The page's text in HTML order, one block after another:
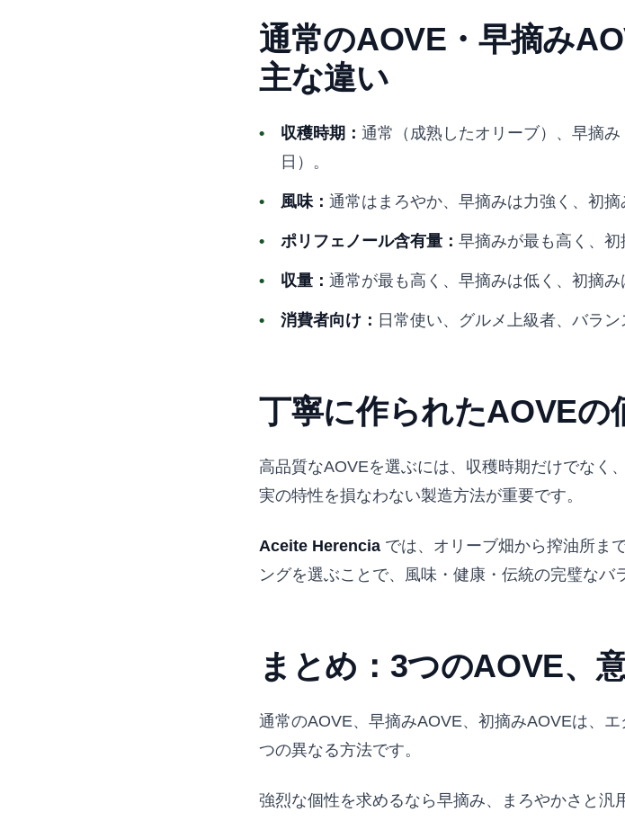
通常のAOVE・早摘み
主な違い
収穫時期： 通常（成熟したオリーブ）、早摘
日）。
風味： 通常はまろやか、早摘みは力強く、初
ポリフェノール含有量： 早摘みが最も高く、初
収量： 通常が最も高く、早摘みは低く、初摘み
消費者向け： 日常使い、グルメ上級者、バラン
丁寧に作られたAOVEの
高品質なAOVEを選ぶには、収穫時期だけでなく
実の特性を損なわない製造方法が重要です。
Aceite Herencia では、オリーブ畑から搾油所ま
ングを選ぶことで、風味・健康・伝統の完璧なバ
まとめ：3つのAOVE、
通常のAOVE、早摘みAOVE、初摘みAOVEは、
つの異なる方法です。
強烈な個性を求めるなら早摘み、まろやかさと汎